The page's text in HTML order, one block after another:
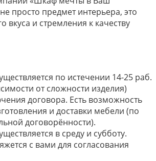
просто предмет интерьера, это
вкуса и стремления к качеству
по истечении 14-25 раб.
от сложности изделия)
договора. Есть возможность
и доставки мебели (по
договорённости).
в среду и субботу.
с вами для согласования